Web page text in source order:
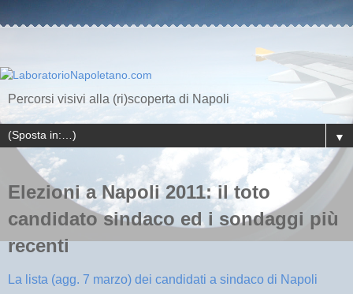
Percorsi visivi alla (ri)scoperta di Napoli
▼
Elezioni a Napoli 2011: il toto
candidato sindaco ed i sondaggi più
recenti
La lista (agg. 7 marzo) dei candidati a sindaco di Napoli